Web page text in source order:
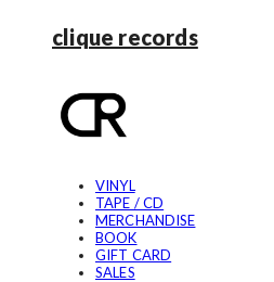
clique records
VINYL
TAPE / CD
MERCHANDISE
BOOK
GIFT CARD
SALES